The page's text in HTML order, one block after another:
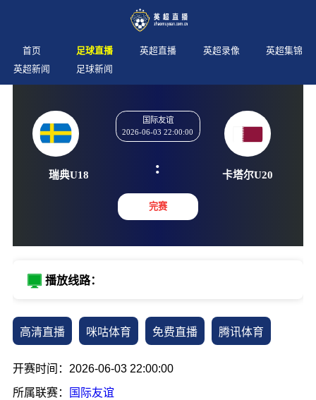
首页 足球直播 英超直播 英超录像
英超集锦
英超新闻
足球新闻
:
播放线路：
高清直播 咪咕体育 免费直播 腾讯体育
开赛时间：2026-06-03 22:00:00
所属联赛：
国际友谊